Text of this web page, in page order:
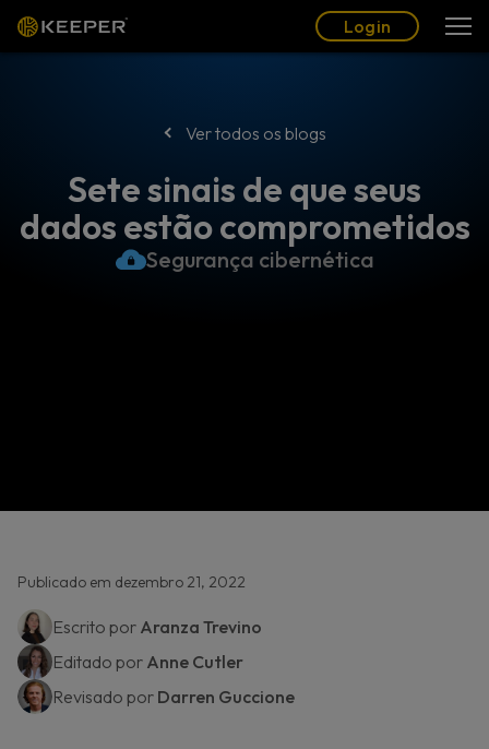
Login
Ver todos os blogs
Sete sinais de que seus
dados estão comprometidos
Segurança cibernética
Publicado em dezembro 21, 2022
Escrito por Aranza Trevino
Editado por Anne Cutler
Revisado por Darren Guccione